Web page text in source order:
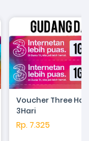
Voucher Three
3Hari
Rp. 7.325